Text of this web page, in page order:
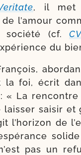
, il met
de l’amour
socié­té (cf.
du
foi, écrit
« La ren­contre
lais­ser sai­sir et
l’horizon de
pas un